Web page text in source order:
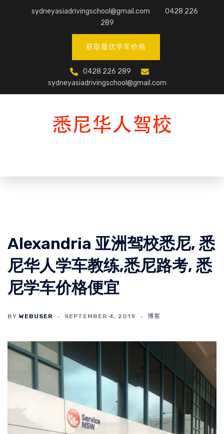
sydneyasiadrivingschool@gmail.com
0428 226
289
获取最优学车价格
0428 226 289
sydneyasiadrivingschool@gmail.com
Alexandria 亚洲驾校悉尼, 悉
尼华人学车教练,悉尼路考, 悉
尼学车价格便宜
BY WEBUSER SEPTEMBER 4, 2019 博客